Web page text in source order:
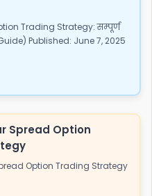
Trading Strategy: सम्पूर्ण
Published: June 7, 2025
Spread Option
Option Trading Strategy